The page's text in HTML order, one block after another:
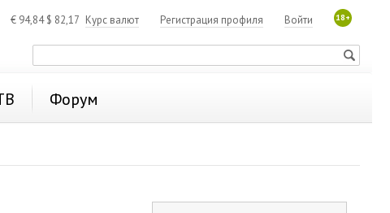
€ 94,84$ 82,17 Курс валют 18+
Войти
Регистрация профиля
Форум